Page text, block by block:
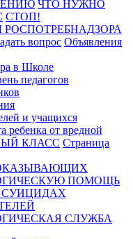
ЧТО НУЖНО
СТОП!
вопрос Объявления
в Школе
педагогов
и учащихся
ребенка от вредной
КЛАСС Страница
ПОМОЩЬ
СУИЦИДАХ
СЛУЖБА